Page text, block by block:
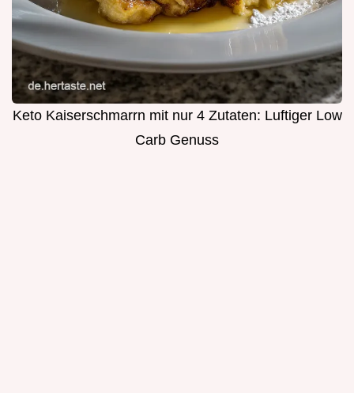
Keto Kaiserschmarrn mit nur 4 Zutaten: Luftiger Low
Carb Genuss